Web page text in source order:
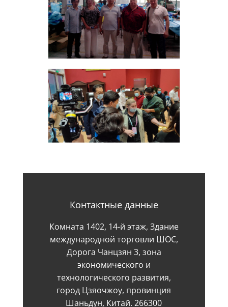
Контактные данные
Комната 1402, 14-й этаж, Здание
международной торговли ШОС,
Дорога Чанцзян 3, зона
экономического и
технологического развития,
город Цзяочжоу, провинция
Шаньдун, Китай. 266300